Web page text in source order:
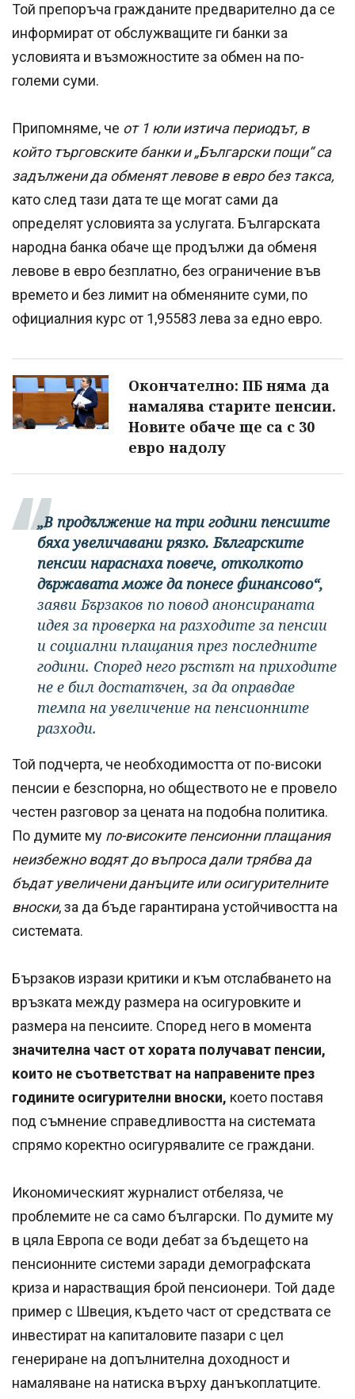
Той препоръча гражданите предварително да се
информират от обслужващите ги банки за
условията и възможностите за обмен на по-
големи суми.
Припомняме, че от 1 юли изтича периодът, в
който търговските банки и „Български пощи“ са
задължени да обменят левове в евро без такса,
като след тази дата те ще могат сами да
определят условията за услугата. Българската
народна банка обаче ще продължи да обменя
левове в евро безплатно, без ограничение във
времето и без лимит на обменяните суми, по
официалния курс от 1,95583 лева за едно евро.
Окончателно: ПБ няма да
намалява старите пенсии.
Новите обаче ще са с 30
евро надолу
„В продължение на три години пенсиите
бяха увеличавани рязко. Българските
пенсии нараснаха повече, отколкото
държавата може да понесе финансово“,
заяви Бързаков по повод анонсираната
идея за проверка на разходите за пенсии
и социални плащания през последните
години. Според него ръстът на приходите
не е бил достатъчен, за да оправдае
темпа на увеличение на пенсионните
разходи.
Той подчерта, че необходимостта от по-високи
пенсии е безспорна, но обществото не е провело
честен разговор за цената на подобна политика.
По думите му по-високите пенсионни плащания
неизбежно водят до въпроса дали трябва да
бъдат увеличени данъците или осигурителните
вноски, за да бъде гарантирана устойчивостта на
системата.
Бързаков изрази критики и към отслабването на
връзката между размера на осигуровките и
размера на пенсиите. Според него в момента
значителна част от хората получават пенсии,
които не съответстват на направените през
годините осигурителни вноски, което поставя
под съмнение справедливостта на системата
спрямо коректно осигурявалите се граждани.
Икономическият журналист отбеляза, че
проблемите не са само български. По думите му
в цяла Европа се води дебат за бъдещето на
пенсионните системи заради демографската
криза и нарастващия брой пенсионери. Той даде
пример с Швеция, където част от средствата се
инвестират на капиталовите пазари с цел
генериране на допълнителна доходност и
намаляване на натиска върху данъкоплатците.